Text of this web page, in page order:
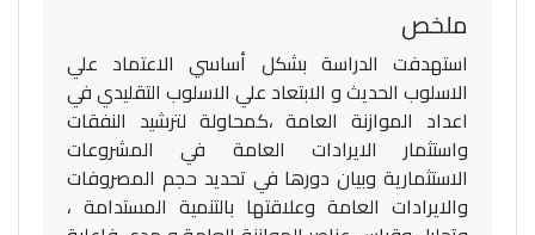
ملخص
استهدفت الدراسة بشكل أساسي الاعتماد علي
الاسلوب الحديث و الابتعاد علي الاسلوب التقليدي في
اعداد الموازنة العامة ،كمحاولة لترشيد النفقات
واستثمار الايرادات العامة في المشروعات
الاستثمارية وبيان دورها في تحديد حجم المصروفات
والايرادات العامة وعلاقتها بالتنمية المستدامة ،